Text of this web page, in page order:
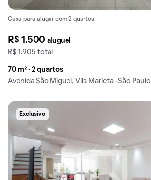
Casa para alugar com 2 quartos.
R$ 1.500 aluguel
R$ 1.905 total
70 m² · 2 quartos
Avenida São Miguel, Vila Marieta · São Paulo
Exclusivo